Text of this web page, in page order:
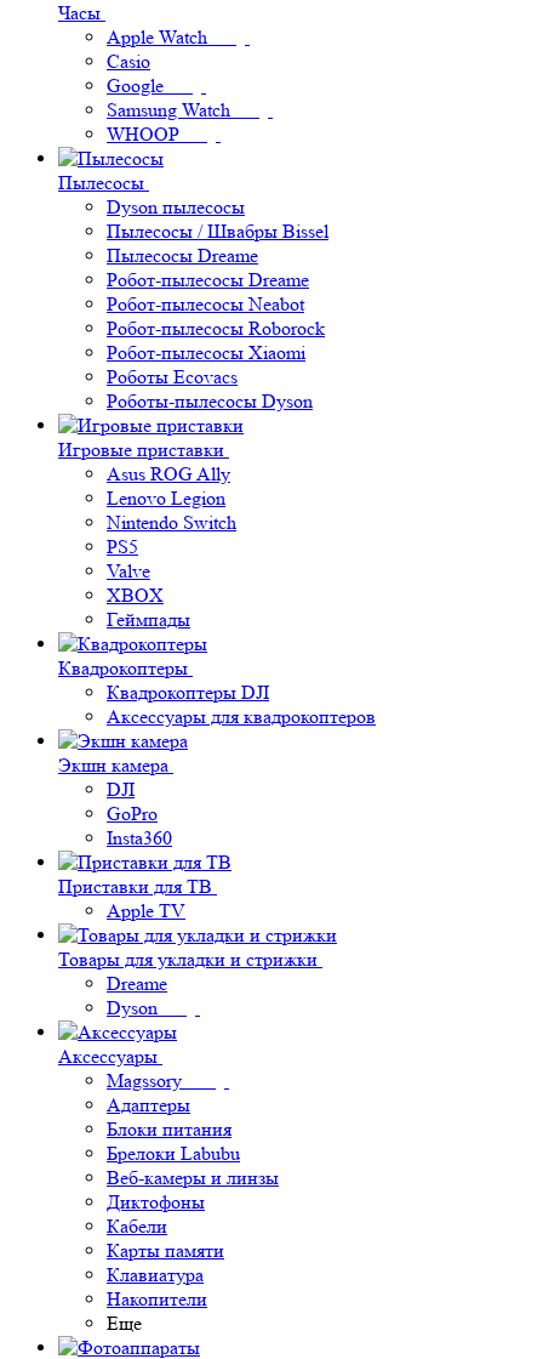
Часы
Apple Watch
Casio
Google
Samsung Watch
WHOOP
Пылесосы
Dyson пылесосы
Пылесосы / Швабры Bissel
Пылесосы Dreame
Робот-пылесосы Dreame
Робот-пылесосы Neabot
Робот-пылесосы Roborock
Робот-пылесосы Xiaomi
Роботы Ecovacs
Роботы-пылесосы Dyson
Игровые приставки
Asus ROG Ally
Lenovo Legion
Nintendo Switch
PS5
Valve
XBOX
Геймпады
Квадрокоптеры
Квадрокоптеры DJI
Аксессуары для квадрокоптеров
Экшн камера
DJI
GoPro
Insta360
Приставки для ТВ
Apple TV
Товары для укладки и стрижки
Dreame
Dyson
Аксессуары
Magssory
Адаптеры
Блоки питания
Брелоки Labubu
Веб-камеры и линзы
Диктофоны
Кабели
Карты памяти
Клавиатура
Накопители
Еще